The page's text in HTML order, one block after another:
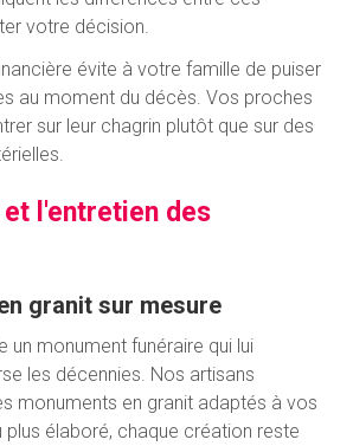
votre décision.
évite à votre famille de puiser
au moment du décès. Vos proches
sur leur chagrin plutôt que sur des
l'entretien des
granit sur mesure
un monument funéraire qui lui
les décennies. Nos artisans
monuments en granit adaptés à vos
plus élaboré, chaque création reste